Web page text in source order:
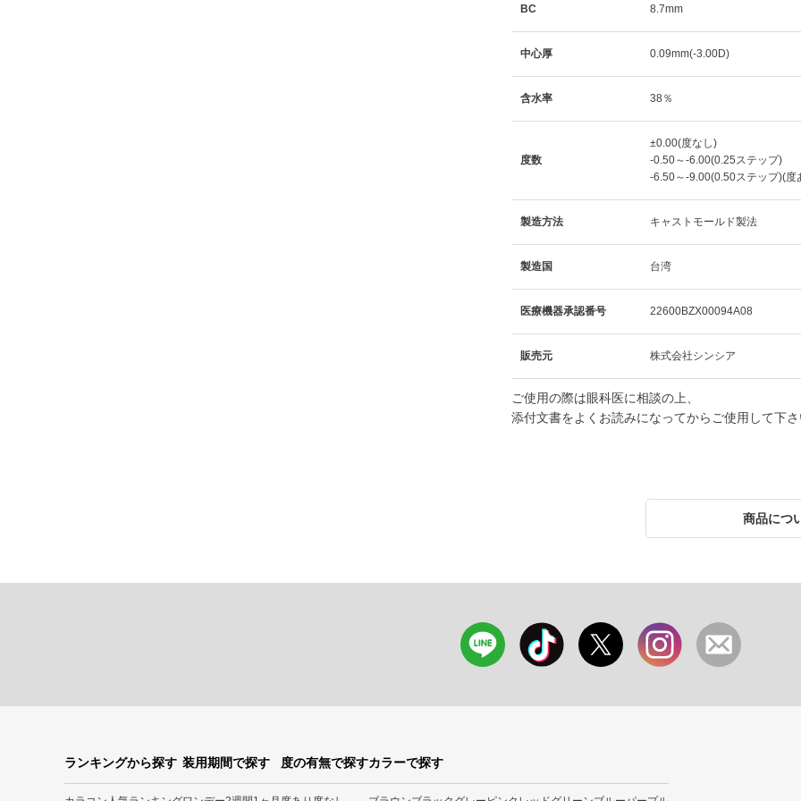
BC 8.7mm
中心厚 0.09mm(-3.00D)
含水率 38％
度数
±0.00(度なし)
-0.50～-6.00(0.25ステップ)
-6.50～-9.00(0.50ステップ)(度
製造方法 キャストモールド製法
製造国 台湾
医療機器承認番号 22600BZX00094A08
販売元 株式会社シンシア
ご使用の際は眼科医に相談の上、
添付文書をよくお読みになってからご使用して下
商品につ
ランキングから探す 装用期間で探す 度の有無で探すカラーで探す